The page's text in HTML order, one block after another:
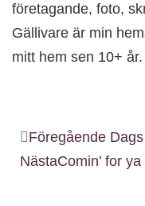
företagande, foto,
Gällivare är min
mitt hem sen 10+ år.
Föregående
NästaComin’ for